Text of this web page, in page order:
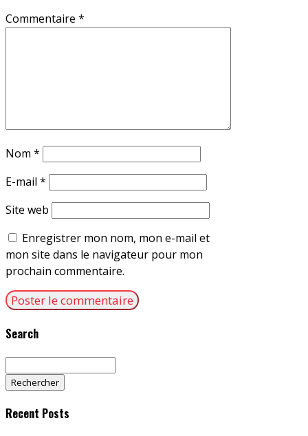
Commentaire *
Nom *
E-mail *
Site web
Enregistrer mon nom, mon e-mail et
mon site dans le navigateur pour mon
prochain commentaire.
Search
Recent Posts